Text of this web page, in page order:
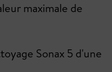
maximale de
Sonax 5 d'une